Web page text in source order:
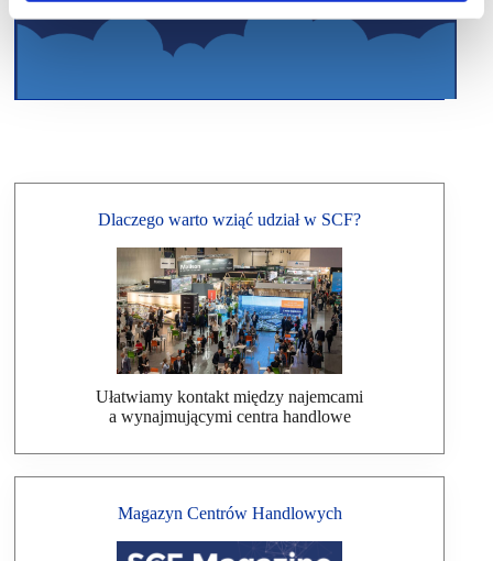
Dlaczego warto wziąć udział w SCF?
Ułatwiamy kontakt między najemcami
a wynajmującymi centra handlowe
Magazyn Centrów Handlowych